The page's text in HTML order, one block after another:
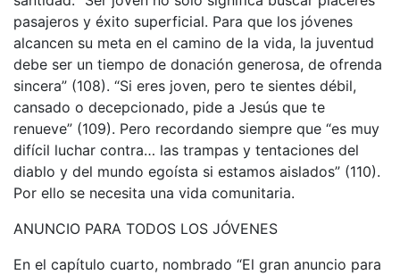
pasajeros y éxito superficial. Para que los jóvenes
alcancen su meta en el camino de la vida, la juventud
debe ser un tiempo de donación generosa, de ofrenda
sincera” (108). “Si eres joven, pero te sientes débil,
cansado o decepcionado, pide a Jesús que te
renueve” (109). Pero recordando siempre que “es muy
difícil luchar contra… las trampas y tentaciones del
diablo y del mundo egoísta si estamos aislados” (110).
Por ello se necesita una vida comunitaria.
ANUNCIO PARA TODOS LOS JÓVENES
En el capítulo cuarto, nombrado “El gran anuncio para